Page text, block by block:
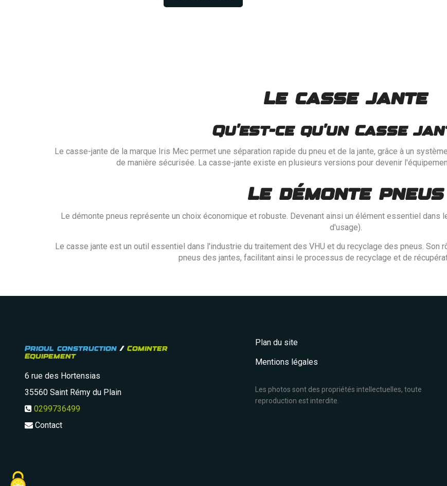
Le casse jante
Qu'est-ce qu'un Casse
Le casse-jante de la marque Iris Mec permet une séparation rapide du pneu et de la jante, grâce à un
de manière sécurisée. La casse-jante existe en plusieurs versions pour devenir
Le démonte pneus
Le démonte pneus représente un choix économique et robuste. Devenant ainsi un élément essentiel
d'usage).
Le casse jante est un outil essentiel dans l'industrie du traitement des VHU et du recyclage des pneus.
pneus des jantes, facilitant ainsi le processus de recyclage et de
Prioul construction / Cominter
Equipement
6 rue des Hortensias
35560 Saint Rémy du Plain
0299736499
Contact
Plan du site
Mentions légales
Les photos sont des propriétés intellectuelles, toute
reproduction est interdite.